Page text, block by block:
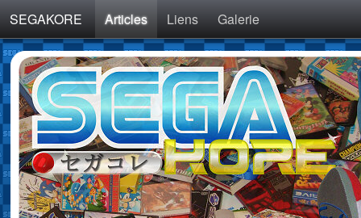
SEGAKORE Articles Liens Galerie